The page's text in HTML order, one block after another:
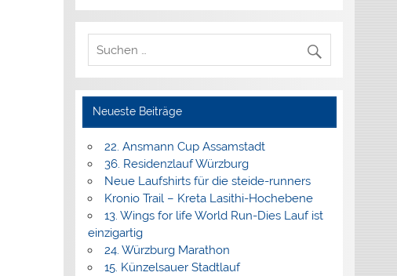
Neueste Beiträge
22. Ansmann Cup Assamstadt
36. Residenzlauf Würzburg
Neue Laufshirts für die steide-runners
Kronio Trail – Kreta Lasithi-Hochebene
13. Wings for life World Run-Dies Lauf ist
einzigartig
24. Würzburg Marathon
15. Künzelsauer Stadtlauf